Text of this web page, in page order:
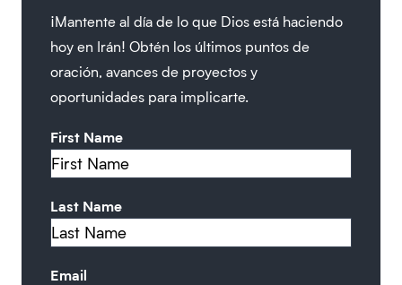
¡Mantente al día de lo que Dios está haciendo
hoy en Irán! Obtén los últimos puntos de
oración, avances de proyectos y
oportunidades para implicarte.
First Name
Last Name
Email